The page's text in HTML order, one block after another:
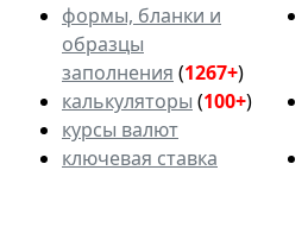
формы, бланки и
образцы
заполнения (1267+)
калькуляторы (100+)
курсы валют
ключевая ставка